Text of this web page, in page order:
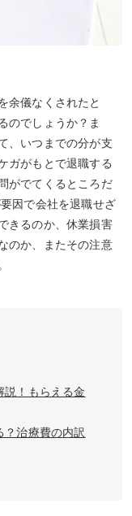
余儀なくされたと
のでしょうか？ま
、いつまでの分が支
ガがもとで退職する
がでてくるところだ
因で会社を退職せざ
きるのか、休業損害
のか、またその注意
説！もらえる金
治療費の内訳